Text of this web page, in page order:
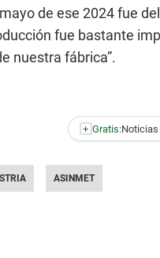
de ese 2024 fue
fue bastante
nuestra fábrica”.
+ Gratis:Noticias
ASINMET